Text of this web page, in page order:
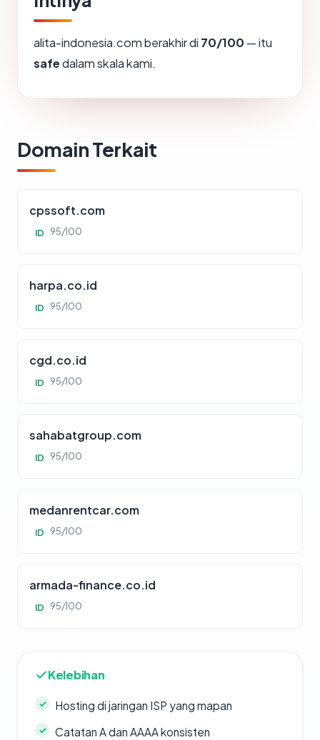
alita-indonesia.com berakhir di 70/100 — itu
safedalam skala kami.
Domain Terkait
cpssoft.com
ID 95/100
harpa.co.id
ID 95/100
cgd.co.id
ID 95/100
sahabatgroup.com
ID 95/100
medanrentcar.com
ID 95/100
armada-finance.co.id
ID 95/100
Kelebihan
Hosting di jaringan ISP yang mapan
Catatan A dan AAAA konsisten